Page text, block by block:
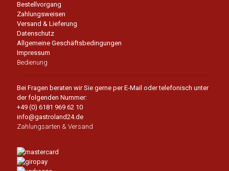
Bestellvorgang
Zahlungsweisen
Versand & Lieferung
Datenschutz
Allgemeine Geschäftsbedingungen
Impressum
Bedienung
Bei Fragen beraten wir Sie gerne per E-Mail oder telefonisch unter
der folgenden Nummer:
+49 (0) 6181 969 62 10
info@gastroland24.de
Zahlungsarten & Versand